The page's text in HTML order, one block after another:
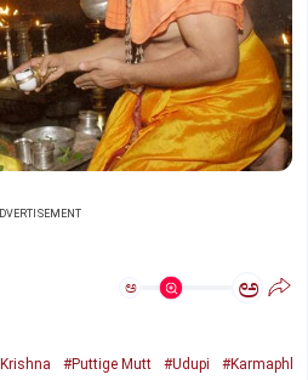
ಅ ಅ
#Puttige Mutt #Udupi
#Karmaphl